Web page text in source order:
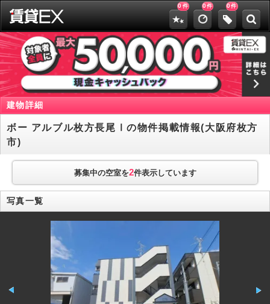
0 件 0件 0件
建物詳細
ボー アルブル枚方長尾Ⅰの物件掲載情報(大阪府枚方
市)
募集中の空室を2件表示しています
写真一覧